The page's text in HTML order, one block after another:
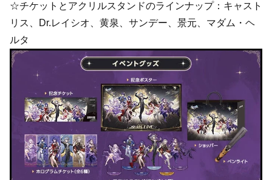
☆チケットとアクリルスタンドのラインナップ：キャスト
リス、Dr.レイシオ、黄泉、サンデー、景元、マダム・ヘ
ルタ